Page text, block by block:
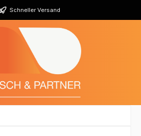
Schneller Versand